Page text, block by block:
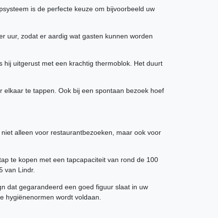
is de perfecte keuze om bijvoorbeeld uw
uur, zodat er aardig wat gasten kunnen worden
uitgerust met een krachtig thermoblok. Het duurt
te tappen. Ook bij een spontaan bezoek hoef
alleen voor restaurantbezoeken, maar ook voor
te kopen met een tapcapaciteit van rond de 100
van Lindr.
dat gegarandeerd een goed figuur slaat in uw
hygiënenormen wordt voldaan.